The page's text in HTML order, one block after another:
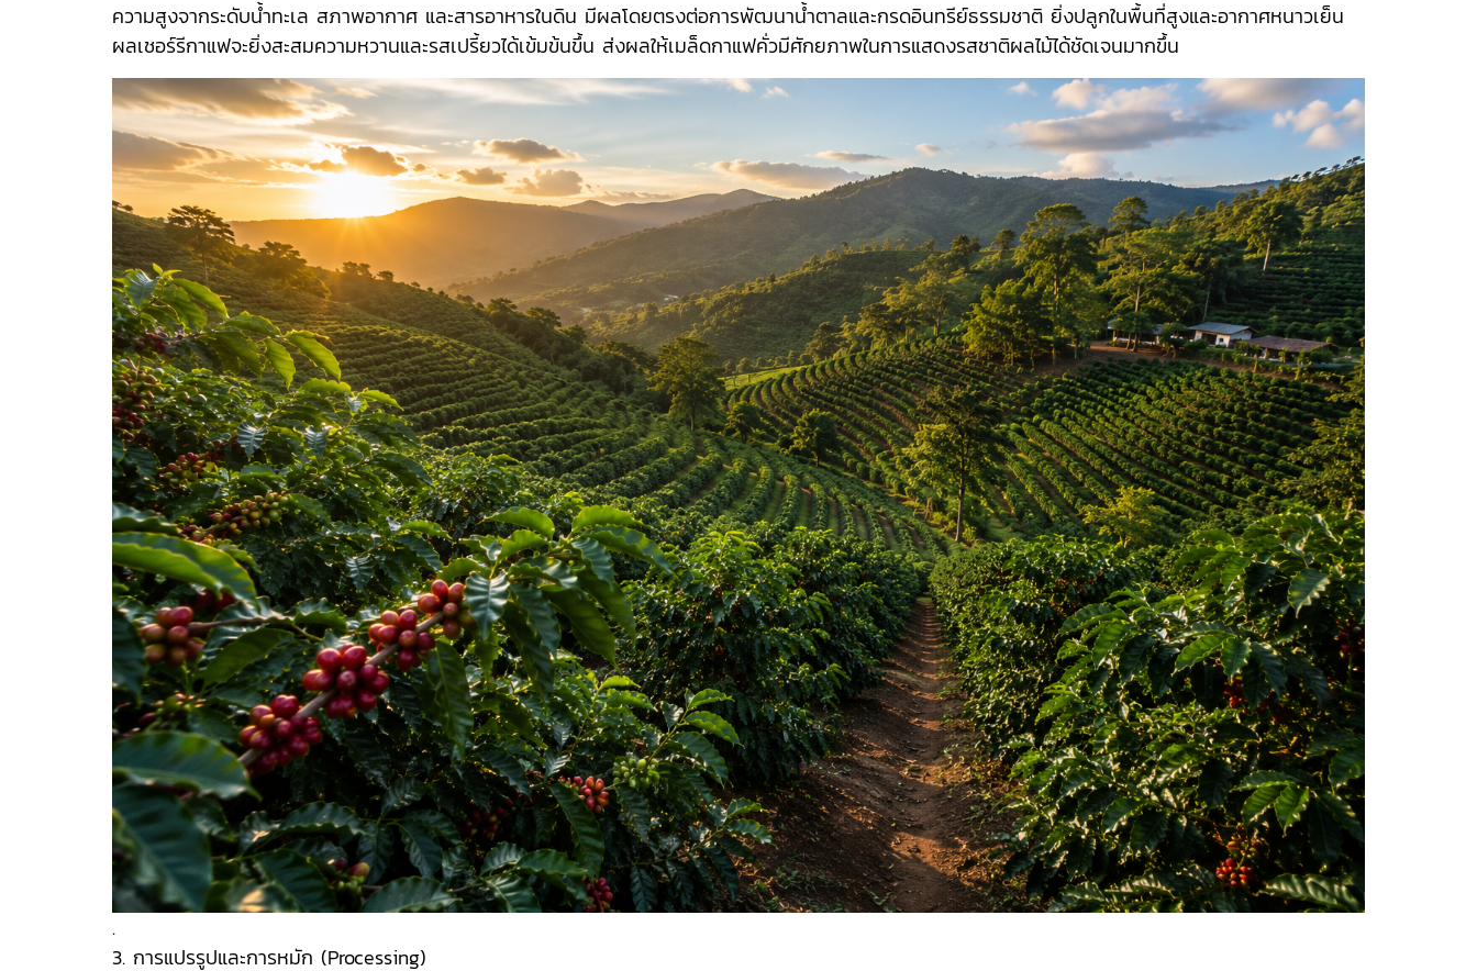
ความสูงจากระดับน้ำทะเล สภาพอากาศ และสารอาหารในดิน มีผลโดยตรงต่อการพัฒนาน้ำตาลและกรดอินทรีย์ธรรมชาติ ยิ่งปลูกในพื้นที่สูงและอากาศหนาวเย็น
ผลเชอร์รีกาแฟจะยิ่งสะสมความหวานและรสเปรี้ยวได้เข้มข้นขึ้น ส่งผลให้เมล็ดกาแฟคั่วมีศักยภาพในการแสดงรสชาติผลไม้ได้ชัดเจนมากขึ้น
.
3. การแปรรูปและการหมัก (Processing)